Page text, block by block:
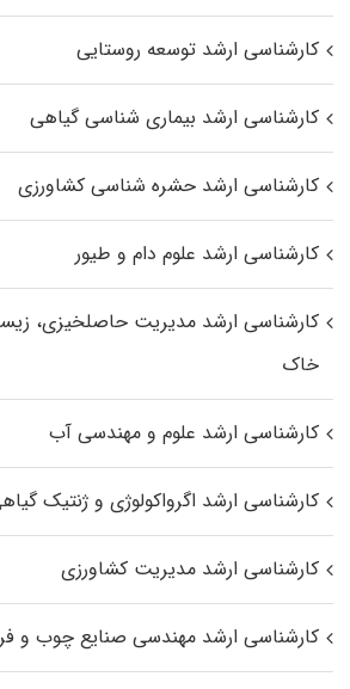
کارشناسی ارشد توسعه روستایی
کارشناسی ارشد بیماری‌ شناسی گیاهی
کارشناسی ارشد حشره‌ شناسی کشاورزی
کارشناسی ارشد علوم دام و طیور
کارشناسی ارشد مدیریت حاصلخیزی،
خاک
کارشناسی ارشد علوم و مهندسی آب
کارشناسی ارشد اگرواکولوژی و ژنتیک
کارشناسی ارشد مدیریت کشاورزی
کارشناسی ارشد مهندسی صنایع چوب و